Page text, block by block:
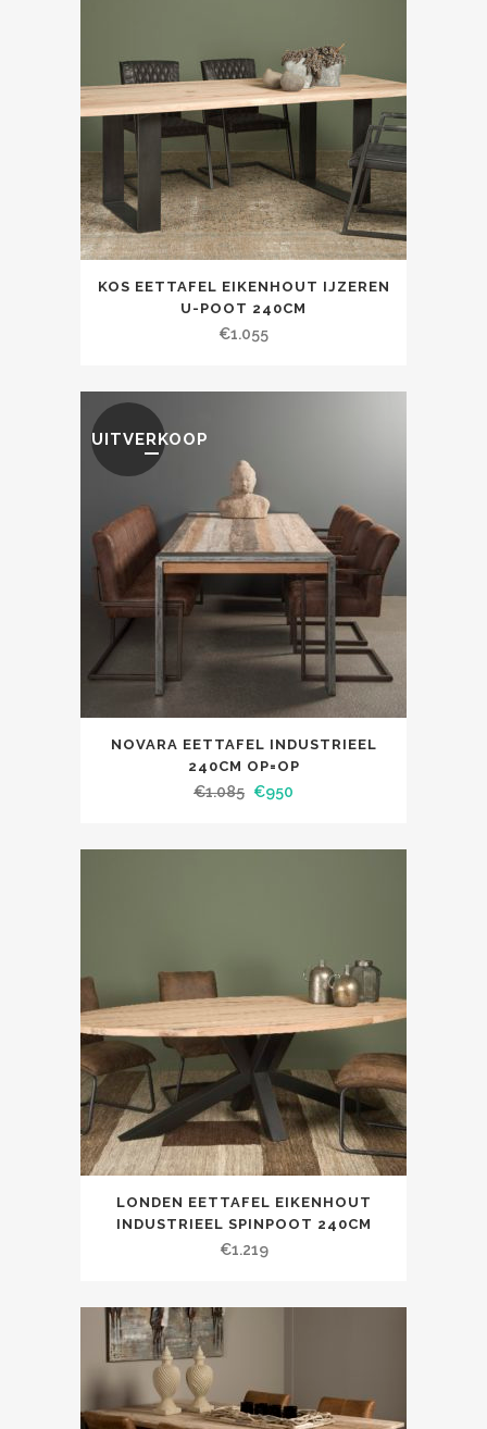
KOS EETTAFEL EIKENHOUT IJZEREN
U-POOT 240CM
€1.055
UITVERKOOP
NOVARA EETTAFEL INDUSTRIEEL
240CM OP=OP
€1.085 €950
LONDEN EETTAFEL EIKENHOUT
INDUSTRIEEL SPINPOOT 240CM
€1.219